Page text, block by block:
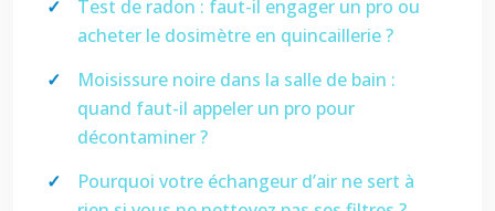
Test de radon : faut-il engager un pro ou
acheter le dosimètre en quincaillerie ?
Moisissure noire dans la salle de bain :
quand faut-il appeler un pro pour
décontaminer ?
Pourquoi votre échangeur d’air ne sert à